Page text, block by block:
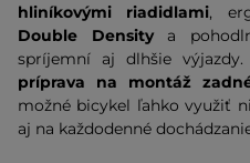
hliníkovými riadidlami,
Double Densitya
spríjemní aj dlhšie
príprava na montáž
možné bicykel ľahko využiť
aj na každodenné